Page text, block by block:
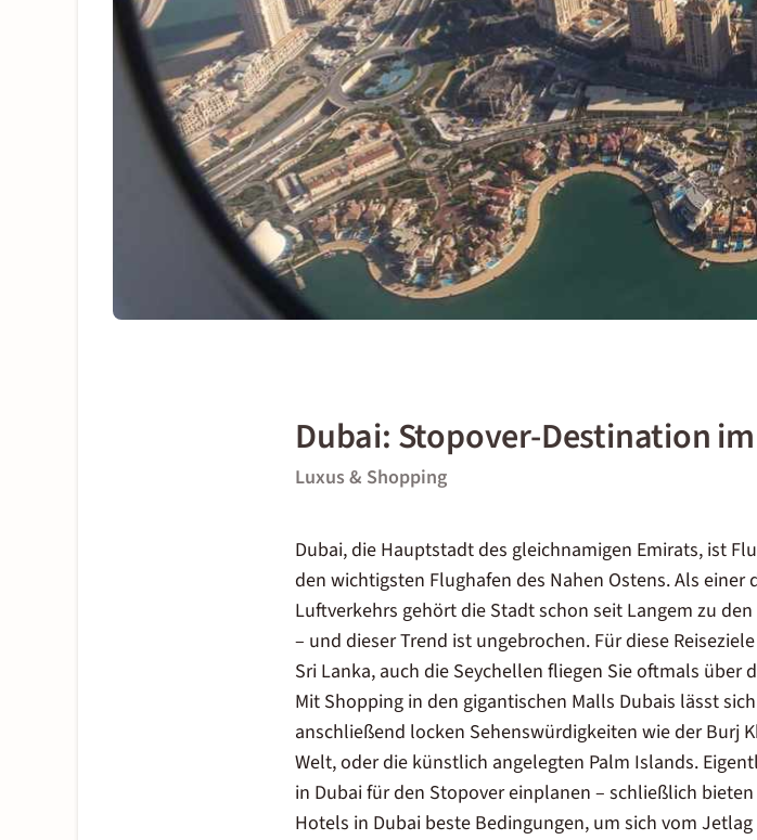
Dubai: Stopover-Destination
Luxus & Shopping
Dubai, die Hauptstadt des gleichnamigen Emirats, ist
den wichtigsten Flughafen des Nahen Ostens. Als
Luftverkehrs gehört die Stadt schon seit Langem zu
– und dieser Trend ist ungebrochen. Für diese
Sri Lanka, auch die Seychellen fliegen Sie oftmals über
Mit Shopping in den gigantischen Malls Dubais lässt
anschließend locken Sehenswürdigkeiten wie der Burj
Welt, oder die künstlich angelegten Palm Islands.
in Dubai für den Stopover einplanen – schließlich
Hotels in Dubai beste Bedingungen, um sich vom